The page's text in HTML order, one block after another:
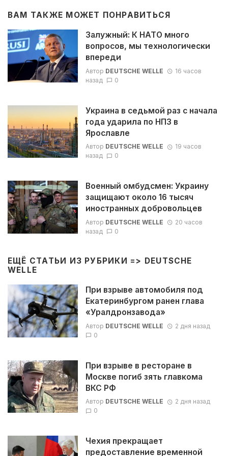
ВАМ ТАКЖЕ МОЖЕТ ПОНРАВИТЬСЯ
Залужный: К НАТО много
вопросов, мы технологически
впереди
Автор DEUTSCHE WELLE
16 часов
назад
0
Украина в седьмой раз с начала
года ударила по НПЗ в
Ярославле
Автор DEUTSCHE WELLE
19 часов
назад
0
Военный омбудсмен: Украину
защищают около 16 тысяч
иностранных добровольцев
Автор DEUTSCHE WELLE
20 часов
назад
0
ЕЩЁ СТАТЬИ ИЗ РУБРИКИ => DEUTSCHE
WELLE
При взрыве автомобиля под
Екатеринбургом ранен глава
«Уралдронзавода»
Автор DEUTSCHE WELLE
2 дня назад
0
При взрыве в ресторане в
Москве погиб зять главкома
ВКС РФ
Автор DEUTSCHE WELLE
2 дня назад
0
Чехия прекращает
предоставление временной